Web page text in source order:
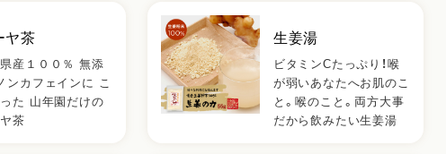
ヤ茶
産１００％ 無添
ンカフェインに こ
た 山年園だけの
茶
生姜湯
ビタミンCたっぷり！喉
が弱いあなたへお肌のこ
と。喉のこと。両方大事
だから飲みたい生姜湯